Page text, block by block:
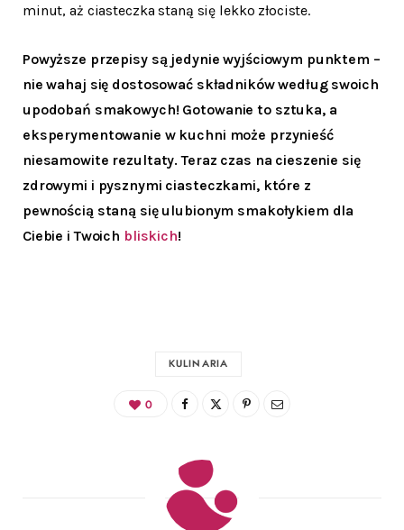
minut, aż ciasteczka staną się lekko złociste.
Powyższe przepisy są jedynie wyjściowym punktem –
nie wahaj się dostosować składników według swoich
upodobań smakowych! Gotowanie to sztuka, a
eksperymentowanie w kuchni może przynieść
niesamowite rezultaty. Teraz czas na cieszenie się
zdrowymi i pysznymi ciasteczkami, które z
pewnością staną się ulubionym smakołykiem dla
Ciebie i Twoich bliskich!
KULINARIA
0